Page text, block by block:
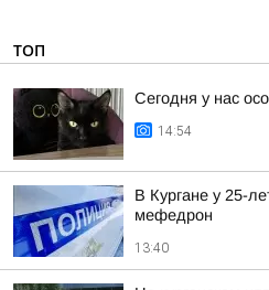
ТОП
Сегодня у нас
14:54
В Кургане у 25-
мефедрон
13:40